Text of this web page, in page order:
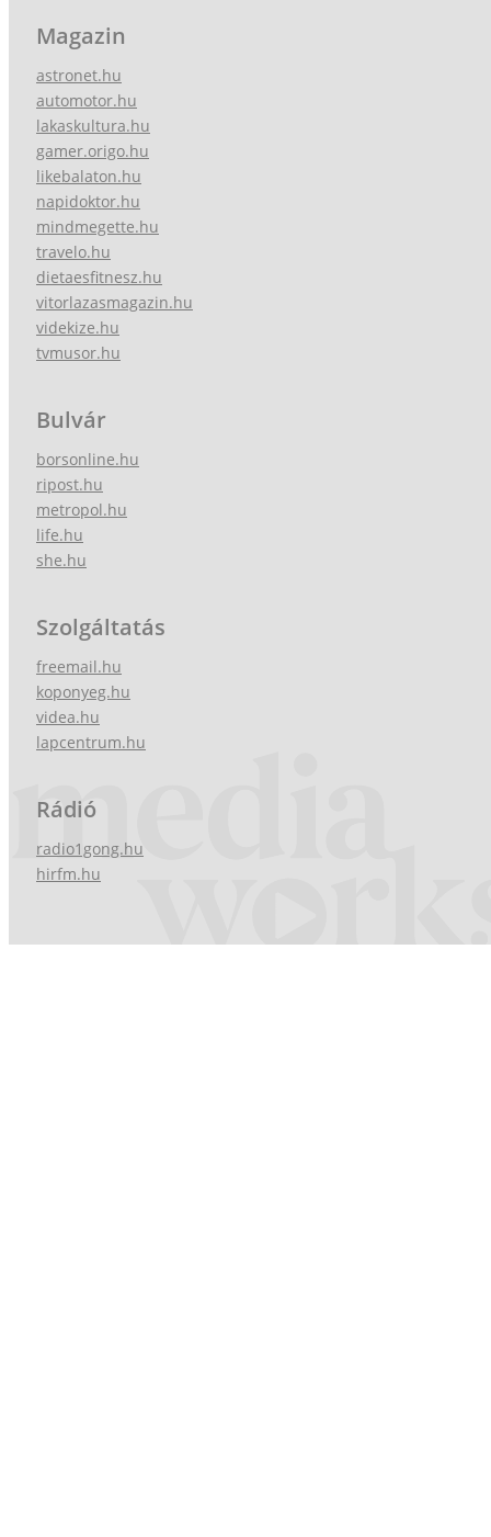
Magazin
astronet.hu
automotor.hu
lakaskultura.hu
gamer.origo.hu
likebalaton.hu
napidoktor.hu
mindmegette.hu
travelo.hu
dietaesfitnesz.hu
vitorlazasmagazin.hu
videkize.hu
tvmusor.hu
Bulvár
borsonline.hu
ripost.hu
metropol.hu
life.hu
she.hu
Szolgáltatás
freemail.hu
koponyeg.hu
videa.hu
lapcentrum.hu
Rádió
radio1gong.hu
hirfm.hu